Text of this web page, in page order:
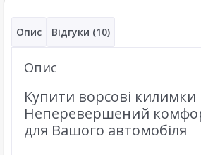
Опис Відгуки (10)
Опис
Купити ворсові килимки
Неперевершений
для Вашого автомобіля